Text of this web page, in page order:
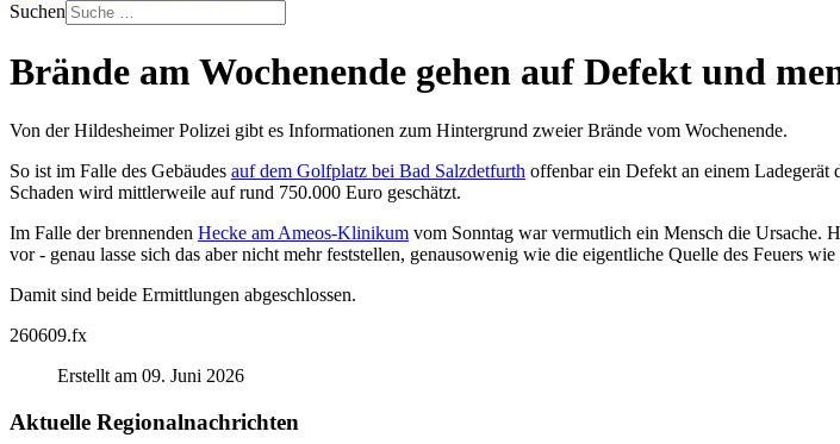
Suchen
Brände am Wochenende gehen auf Defekt und
Von der Hildesheimer Polizei gibt es Informationen zum Hintergrund zweier Brände vom Wochenende.
So ist im Falle des Gebäudes auf dem Golfplatz bei Bad Salzdetfurth offenbar ein Defekt an einem Ladegerät
Schaden wird mittlerweile auf rund 750.000 Euro geschätzt.
Im Falle der brennenden Hecke am Ameos-Klinikum vom Sonntag war vermutlich ein Mensch die Ursache.
vor - genau lasse sich das aber nicht mehr feststellen, genausowenig wie die eigentliche Quelle des Feuers
Damit sind beide Ermittlungen abgeschlossen.
260609.fx
Erstellt am 09. Juni 2026
Aktuelle Regionalnachrichten